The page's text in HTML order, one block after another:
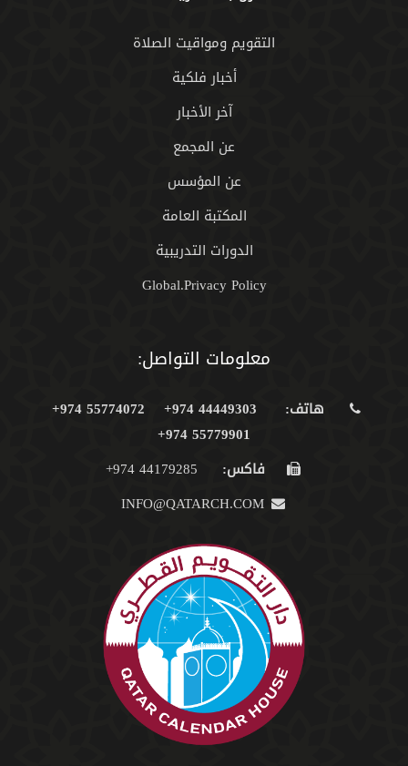
التقويم ومواقيت الصلاة
أخبار فلكية
آخر الأخبار
عن المجمع
عن المؤسس
المكتبة العامة
الدورات التدريبية
Global.Privacy Policy
معلومات التواصل:
هاتف: 44449303 974+
55774072 974+
55779901 974+
فاكس: